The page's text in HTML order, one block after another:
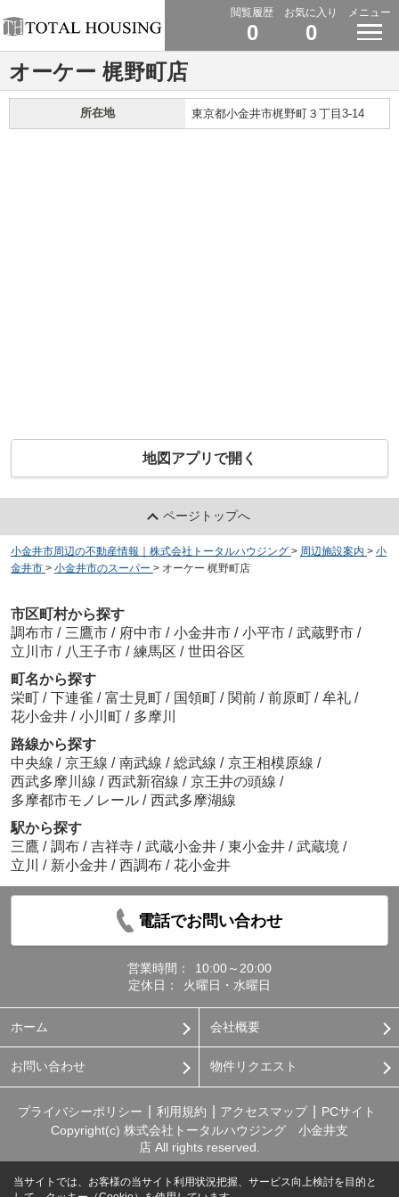
閲覧履歴
0
お気に入り
0
メニュー
オーケー 梶野町店
所在地 東京都小金井市梶野町３丁目3-14
地図アプリで開く
ページトップへ
小金井市周辺の不動産情報｜株式会社トータルハウジング > 周辺施設案内 > 小
金井市 > 小金井市のスーパー > オーケー 梶野町店
市区町村から探す
調布市 / 三鷹市 / 府中市 / 小金井市 / 小平市 / 武蔵野市 /
立川市 / 八王子市 / 練馬区 / 世田谷区
町名から探す
栄町 / 下連雀 / 富士見町 / 国領町 / 関前 / 前原町 / 牟礼 /
花小金井 / 小川町 / 多摩川
路線から探す
中央線 / 京王線 / 南武線 / 総武線 / 京王相模原線 /
西武多摩川線 / 西武新宿線 / 京王井の頭線 /
多摩都市モノレール / 西武多摩湖線
駅から探す
三鷹 / 調布 / 吉祥寺 / 武蔵小金井 / 東小金井 / 武蔵境 /
立川
/ 新小金井 / 西調布 / 花小金井
電話でお問い合わせ
営業時間：
10:00～20:00
定休日：
火曜日・水曜日
ホーム 会社概要
お問い合わせ 物件リクエスト
プライバシーポリシー 利用規約 アクセスマップ
PCサイト
Copyright(c) 株式会社トータルハウジング 小金井支
店 All rights reserved.
当サイトでは、お客様の当サイト利用状況把握、サービス向上検討を目的と